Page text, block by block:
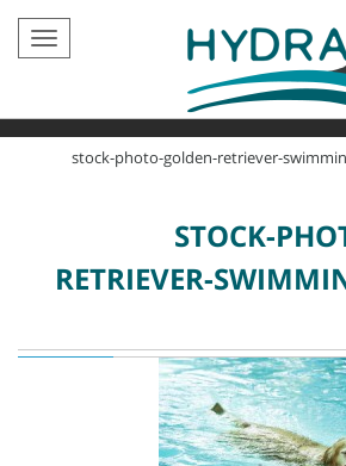
תפריט
stock-photo-golden-retriever-
STOCK-
RETRIEVER-